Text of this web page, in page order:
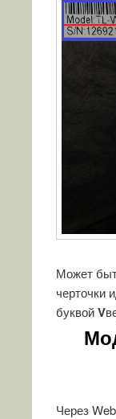
Может
черточки
буквойV
Через